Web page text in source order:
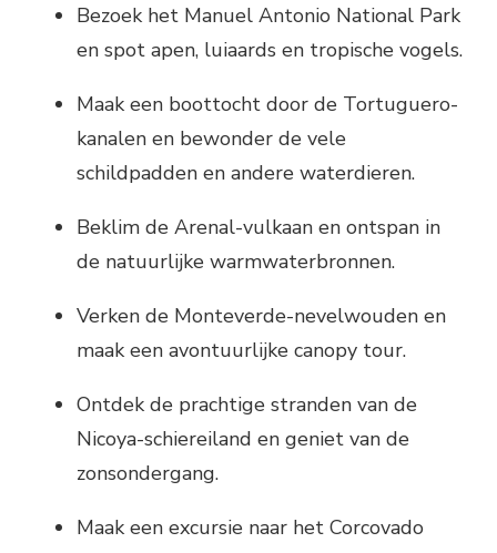
Bezoek het Manuel Antonio National Park
en spot apen, luiaards en tropische vogels.
Maak een boottocht door de Tortuguero-
kanalen en bewonder de vele
schildpadden en andere waterdieren.
Beklim de Arenal-vulkaan en ontspan in
de natuurlijke warmwaterbronnen.
Verken de Monteverde-nevelwouden en
maak een avontuurlijke canopy tour.
Ontdek de prachtige stranden van de
Nicoya-schiereiland en geniet van de
zonsondergang.
Maak een excursie naar het Corcovado